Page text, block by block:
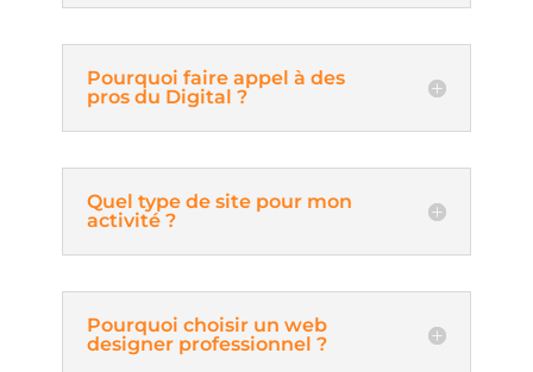
Pourquoi faire appel à des
pros du Digital ?
Quel type de site pour mon
activité ?
Pourquoi choisir un web
designer professionnel ?